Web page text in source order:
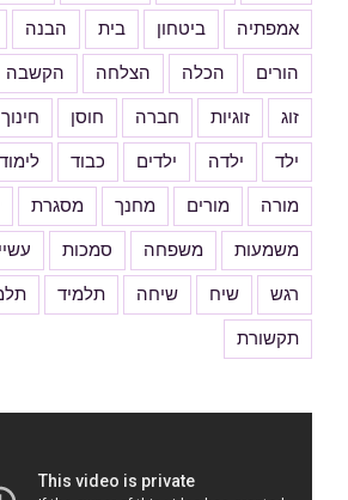
אמפתיה ביטחון בית הבנה
הורים הכלה הצלחה הקשבה
זוג זוגיות חברה חוסן חינוך
ילד ילדה ילדים כבוד
מורה מורים מחנך מסגרת
משמעות משפחה סמכות
רגש שיח שיחה תלמיד
תקשורת